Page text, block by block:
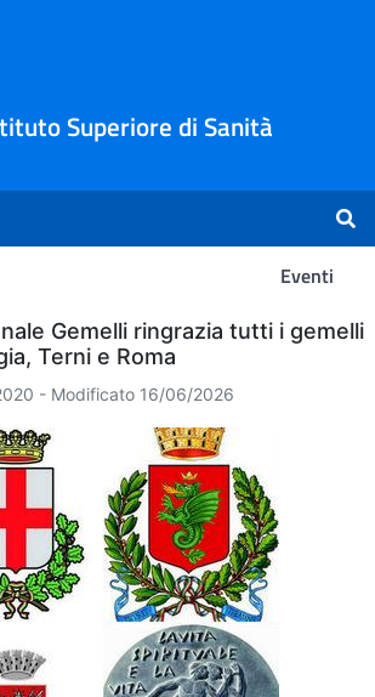
Superiore di Sanità
Eventi
Gemelli ringrazia tutti i gemelli
Terni e Roma
- Modificato 16/06/2026